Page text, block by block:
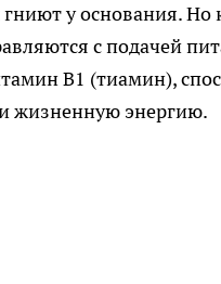
гниют у основания.
с подачей
B1 (тиамин),
жизненную энергию.